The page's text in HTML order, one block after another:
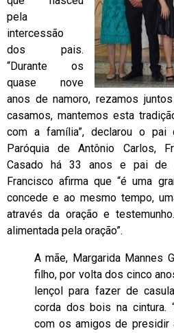
pela
intercessão
dos pais.
“Durante os
quase nove
anos de namoro, rezamos
casamos, mantemos esta
com a família”, declarou o
Paróquia de Antônio Carlos,
Casado há 33 anos e pai de
Francisco afirma que “é uma
concede e ao mesmo tempo,
através da oração e
alimentada pela oração”.
A mãe, Margarida Mannes
filho, por volta dos cinco
lençol para fazer de
corda dos bois na cintura.
com os amigos de presidir